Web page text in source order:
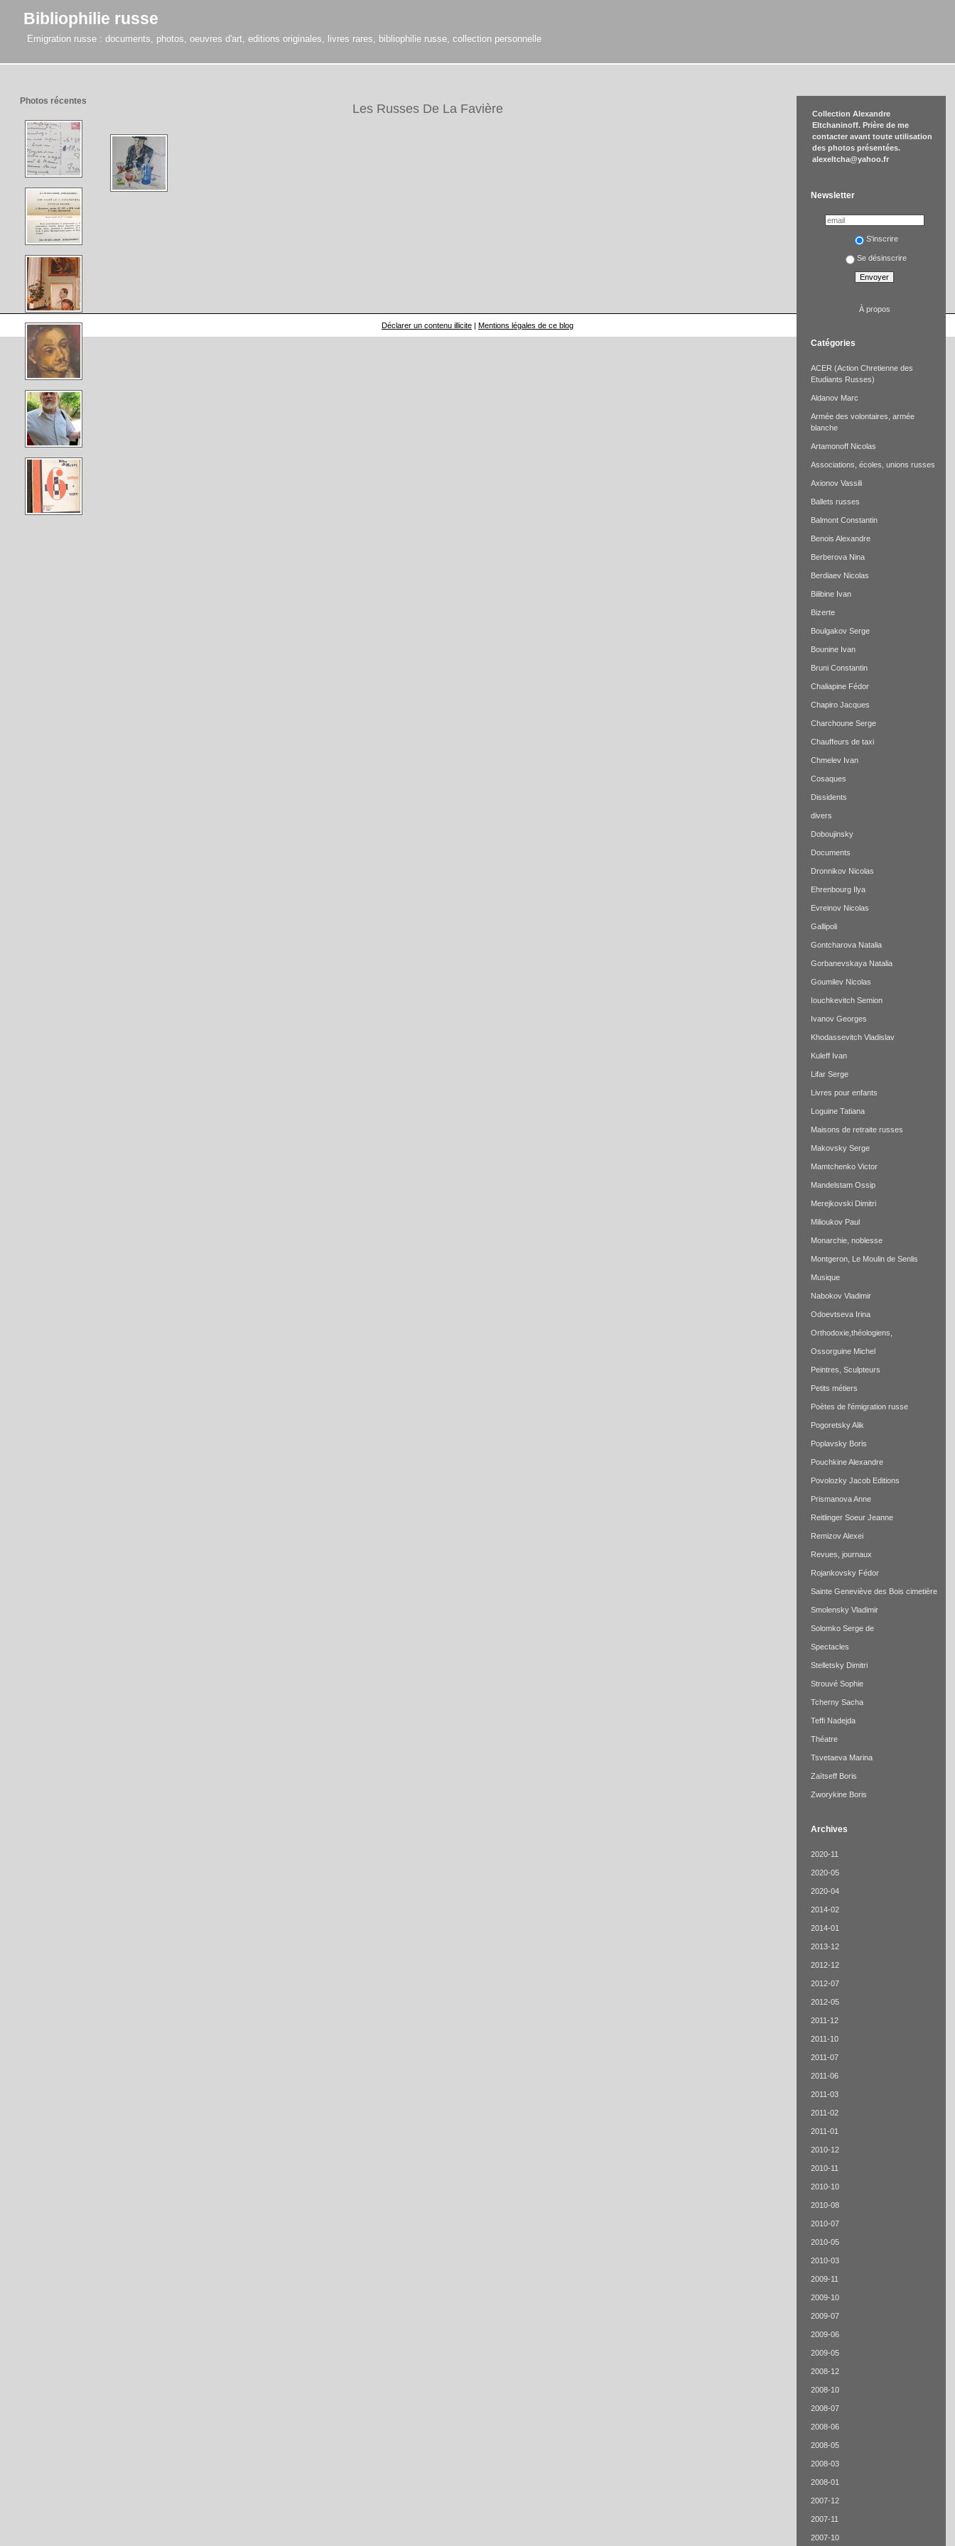
Bibliophilie russe
Emigration russe : documents, photos, oeuvres d'art, editions originales, livres rares, bibliophilie russe, collection personnelle
Les Russes De La Favière
Photos récentes
Collection Alexandre
Eltchaninoff. Prière de me
contacter avant toute utilisation
des photos présentées.
alexeltcha@yahoo.fr
Newsletter
S'inscrire
Se désinscrire
À propos
Catégories
ACER (Action Chretienne des
Etudiants Russes)
Aldanov Marc
Armée des volontaires, armée
blanche
Artamonoff Nicolas
Associations, écoles, unions russes
Axionov Vassili
Ballets russes
Balmont Constantin
Benois Alexandre
Berberova Nina
Berdiaev Nicolas
Bilibine Ivan
Bizerte
Boulgakov Serge
Bounine Ivan
Bruni Constantin
Chaliapine Fédor
Chapiro Jacques
Charchoune Serge
Chauffeurs de taxi
Chmelev Ivan
Cosaques
Dissidents
divers
Doboujinsky
Documents
Dronnikov Nicolas
Ehrenbourg Ilya
Evreinov Nicolas
Gallipoli
Gontcharova Natalia
Gorbanevskaya Natalia
Goumilev Nicolas
Iouchkevitch Semion
Ivanov Georges
Khodassevitch Vladislav
Kuleff Ivan
Lifar Serge
Livres pour enfants
Loguine Tatiana
Maisons de retraite russes
Makovsky Serge
Mamtchenko Victor
Mandelstam Ossip
Merejkovski Dimitri
Milioukov Paul
Monarchie, noblesse
Montgeron, Le Moulin de Senlis
Musique
Nabokov Vladimir
Odoevtseva Irina
Orthodoxie,théologiens,
Ossorguine Michel
Peintres, Sculpteurs
Petits métiers
Poètes de l'émigration russe
Pogoretsky Alik
Poplavsky Boris
Pouchkine Alexandre
Povolozky Jacob Editions
Prismanova Anne
Reitlinger Soeur Jeanne
Remizov Alexei
Revues, journaux
Rojankovsky Fédor
Sainte Geneviève des Bois cimetière
Smolensky Vladimir
Solomko Serge de
Spectacles
Stelletsky Dimitri
Strouvé Sophie
Tcherny Sacha
Teffi Nadejda
Théatre
Tsvetaeva Marina
Zaïtseff Boris
Zworykine Boris
Archives
2020-11
2020-05
2020-04
2014-02
2014-01
2013-12
2012-12
2012-07
2012-05
2011-12
2011-10
2011-07
2011-06
2011-03
2011-02
2011-01
2010-12
2010-11
2010-10
2010-08
2010-07
2010-05
2010-03
2009-11
2009-10
2009-07
2009-06
2009-05
2008-12
2008-10
2008-07
2008-06
2008-05
2008-03
2008-01
2007-12
2007-11
2007-10
Déclarer un contenu illicite | Mentions légales de ce blog